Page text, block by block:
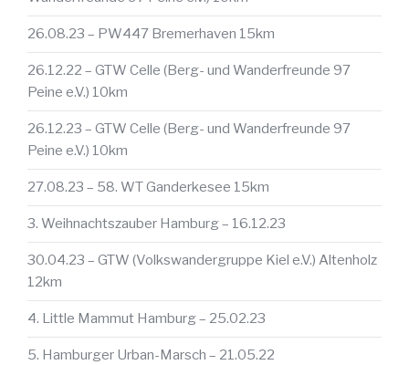
26.08.23 – PW447 Bremerhaven 15km
26.12.22 – GTW Celle (Berg- und Wanderfreunde 97
Peine e.V.) 10km
26.12.23 – GTW Celle (Berg- und Wanderfreunde 97
Peine e.V.) 10km
27.08.23 – 58. WT Ganderkesee 15km
3. Weihnachtszauber Hamburg – 16.12.23
30.04.23 – GTW (Volkswandergruppe Kiel e.V.) Altenholz
12km
4. Little Mammut Hamburg – 25.02.23
5. Hamburger Urban-Marsch – 21.05.22